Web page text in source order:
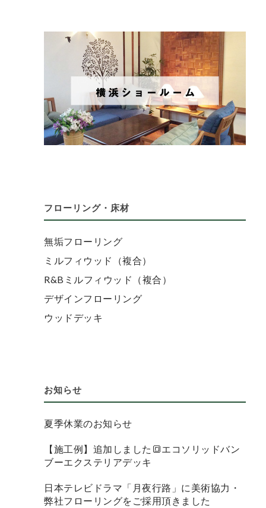
フローリング・床材
無垢フローリング
ミルフィウッド（複合）
R&Bミルフィウッド（複合）
デザインフローリング
ウッドデッキ
お知らせ
夏季休業のお知らせ
【施工例】追加しました🔳エコソリッドバン
ブーエクステリアデッキ
日本テレビドラマ「月夜行路」に美術協力・
弊社フローリングをご採用頂きました